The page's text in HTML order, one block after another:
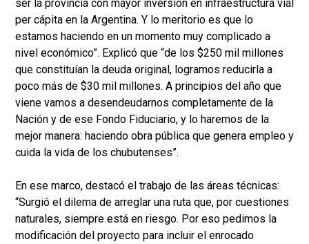
ser la provincia con mayor inversión en infraestructura vial
per cápita en la Argentina. Y lo meritorio es que lo
estamos haciendo en un momento muy complicado a
nivel económico”. Explicó que “de los $250 mil millones
que constituían la deuda original, logramos reducirla a
poco más de $30 mil millones. A principios del año que
viene vamos a desendeudarnos completamente de la
Nación y de ese Fondo Fiduciario, y lo haremos de la
mejor manera: haciendo obra pública que genera empleo y
cuida la vida de los chubutenses”.
En ese marco, destacó el trabajo de las áreas técnicas:
“Surgió el dilema de arreglar una ruta que, por cuestiones
naturales, siempre está en riesgo. Por eso pedimos la
modificación del proyecto para incluir el enrocado